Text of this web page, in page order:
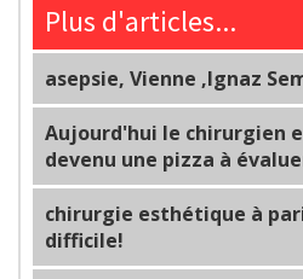
Plus d'articles...
asepsie, Vienne ,Ignaz
Aujourd'hui le chirurgien
devenu une pizza à
chirurgie esthétique à
difficile!